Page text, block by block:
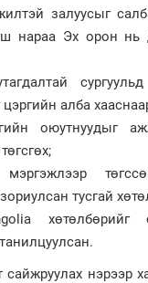
залуусыг
нараа Эх орон нь
цэргийн алба
оюутнуудыг
тусгай
хөтөлбөрийг
нэрээр